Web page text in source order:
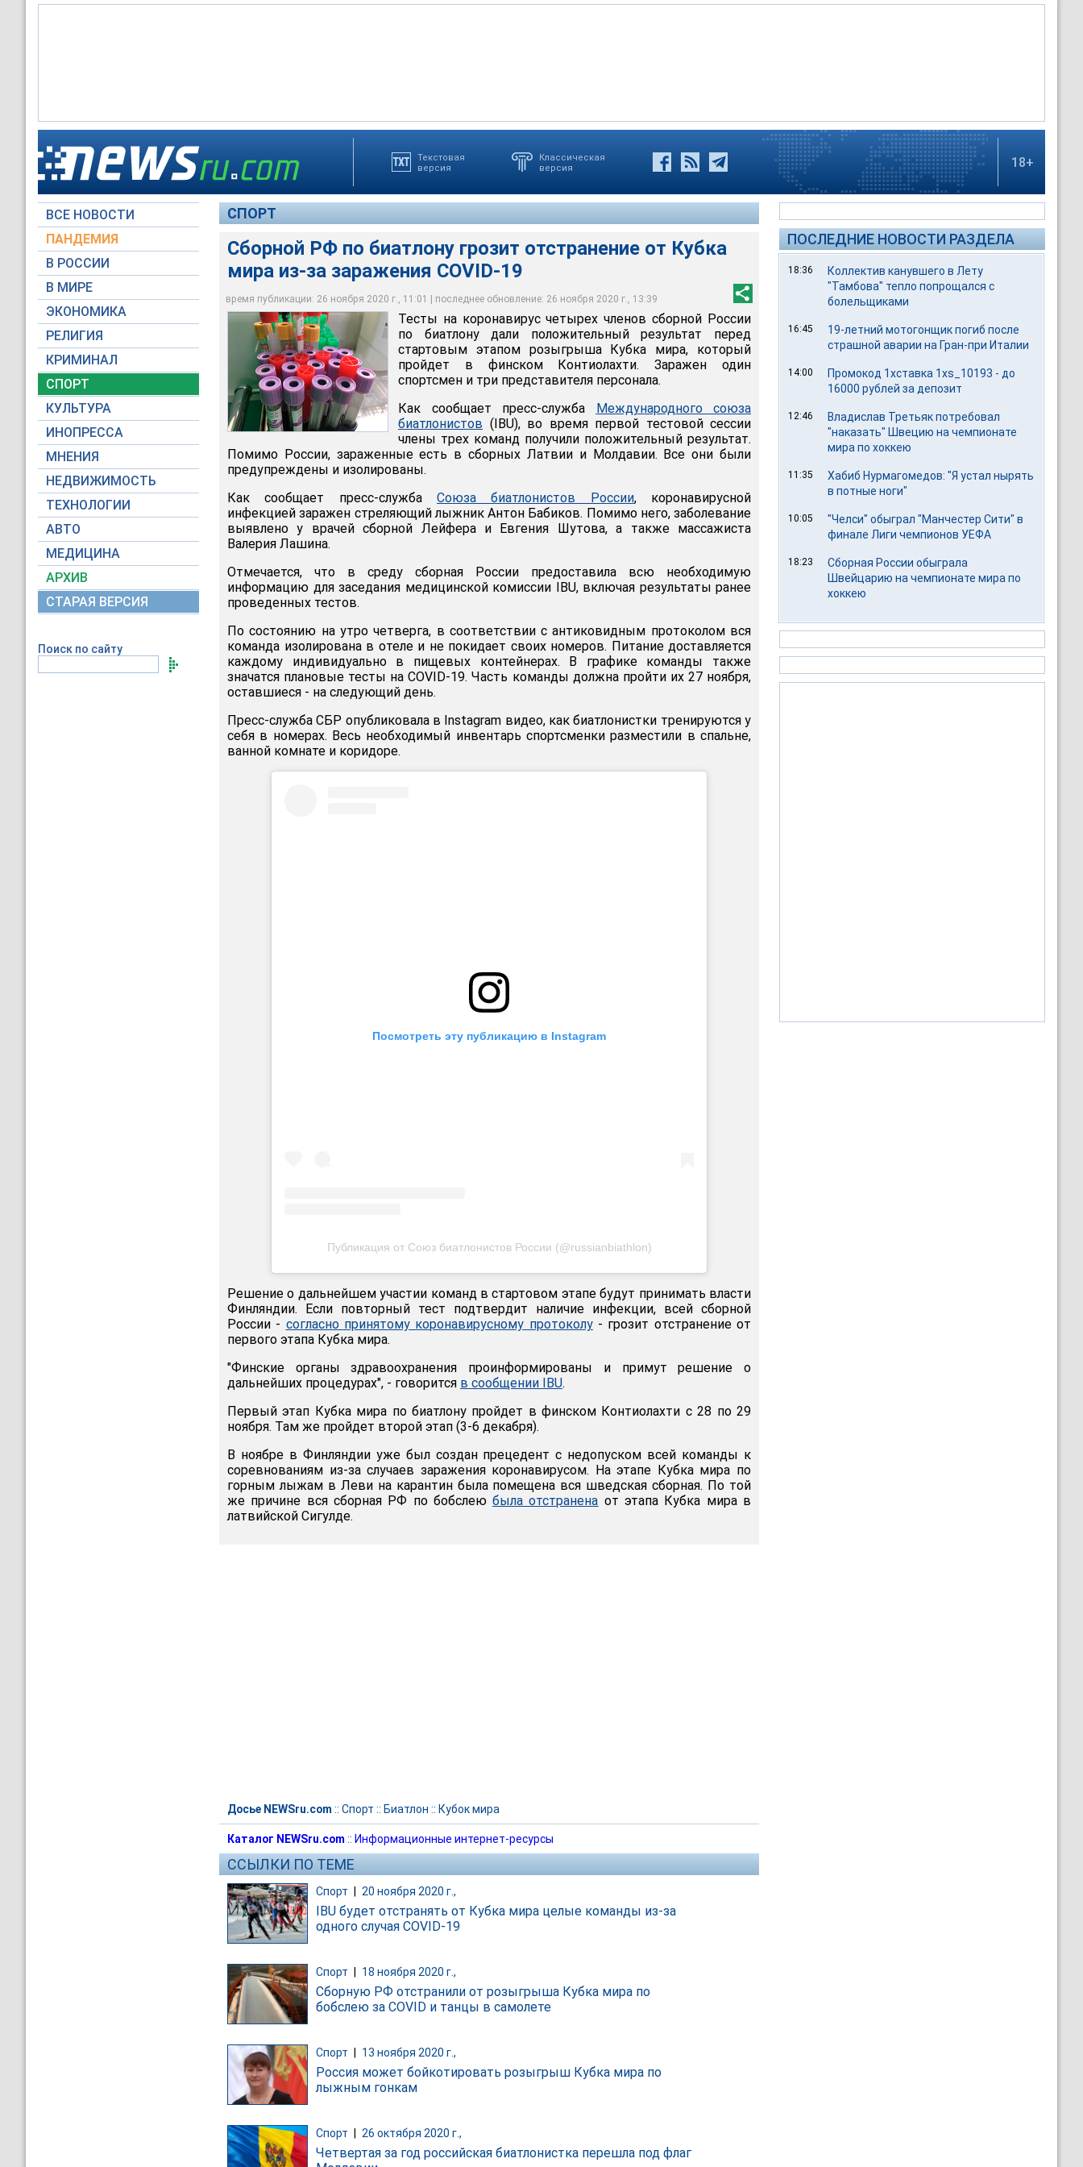
Текстовая
версия
Классическая
версия
18+
ВСЕ НОВОСТИ
ПАНДЕМИЯ
В РОССИИ
В МИРЕ
ЭКОНОМИКА
РЕЛИГИЯ
КРИМИНАЛ
СПОРТ
КУЛЬТУРА
ИНОПРЕССА
МНЕНИЯ
НЕДВИЖИМОСТЬ
ТЕХНОЛОГИИ
АВТО
МЕДИЦИНА
АРХИВ
СТАРАЯ ВЕРСИЯ
Поиск по сайту
СПОРТ
Сборной РФ по биатлону грозит отстранение от Кубка
мира из-за заражения COVID-19
время публикации: 26 ноября 2020 г., 11:01 | последнее обновление: 26 ноября 2020 г., 13:39
Тесты на коронавирус четырех членов сборной России по биатлону дали
положительный результат перед стартовым этапом розыгрыша Кубка мира, который
пройдет в финском Контиолахти
Moscow-Live.ru / Тихонов Михаил
Тесты на коронавирус четырех членов сборной России
по биатлону дали положительный результат перед
стартовым этапом розыгрыша Кубка мира, который
пройдет в финском Контиолахти. Заражен один
спортсмен и три представителя персонала.
Как сообщает пресс-служба Международного союза
биатлонистов (IBU), во время первой тестовой сессии
члены трех команд получили положительный результат.
Помимо России, зараженные есть в сборных Латвии и Молдавии. Все они были
предупреждены и изолированы.
Как сообщает пресс-служба Союза биатлонистов России, коронавирусной
инфекцией заражен стреляющий лыжник Антон Бабиков. Помимо него, заболевание
выявлено у врачей сборной Лейфера и Евгения Шутова, а также массажиста
Валерия Лашина.
Отмечается, что в среду сборная России предоставила всю необходимую
информацию для заседания медицинской комиссии IBU, включая результаты ранее
проведенных тестов.
По состоянию на утро четверга, в соответствии с антиковидным протоколом вся
команда изолирована в отеле и не покидает своих номеров. Питание доставляется
каждому индивидуально в пищевых контейнерах. В графике команды также
значатся плановые тесты на COVID-19. Часть команды должна пройти их 27 ноября,
оставшиеся - на следующий день.
Пресс-служба СБР опубликовала в Instagram видео, как биатлонистки тренируются у
себя в номерах. Весь необходимый инвентарь спортсменки разместили в спальне,
ванной комнате и коридоре.
Посмотреть эту публикацию в Instagram
Публикация от Союз биатлонистов России (@russianbiathlon)
Решение о дальнейшем участии команд в стартовом этапе будут принимать власти
Финляндии. Если повторный тест подтвердит наличие инфекции, всей сборной
России - согласно принятому коронавирусному протоколу- грозит отстранение от
первого этапа Кубка мира.
"Финские органы здравоохранения проинформированы и примут решение о
дальнейших процедурах", - говорится в сообщении IBU.
Первый этап Кубка мира по биатлону пройдет в финском Контиолахти с 28 по 29
ноября. Там же пройдет второй этап (3-6 декабря).
В ноябре в Финляндии уже был создан прецедент с недопуском всей команды к
соревнованиям из-за случаев заражения коронавирусом. На этапе Кубка мира по
горным лыжам в Леви на карантин была помещена вся шведская сборная. По той
же причине вся сборная РФ по бобслеюбыла отстранена от этапа Кубка мира в
латвийской Сигулде.
Досье NEWSru.com :: Спорт :: Биатлон :: Кубок мира
Каталог NEWSru.com :: Информационные интернет-ресурсы
ССЫЛКИ ПО ТЕМЕ
Спорт | 20 ноября 2020 г.,
IBU будет отстранять от Кубка мира целые команды из-за
одного случая COVID-19
Спорт 18 ноября 2020 г.,
Сборную РФ отстранили от розыгрыша Кубка мира по
бобслею за COVID и танцы в самолете
Спорт 13 ноября 2020 г.,
Россия может бойкотировать розыгрыш Кубка мира по
лыжным гонкам
Спорт 26 октября 2020 г.,
Четвертая за год российская биатлонистка перешла под флаг
ПОСЛЕДНИЕ НОВОСТИ РАЗДЕЛА
18:36
Коллектив канувшего в Лету
"Тамбова" тепло попрощался с
болельщиками
16:45
19-летний мотогонщик погиб после
страшной аварии на Гран-при Италии
14:00
Промокод 1хставка 1xs_10193 - до
16000 рублей за депозит
12:46
Владислав Третьяк потребовал
"наказать" Швецию на чемпионате
мира по хоккею
11:35
Хабиб Нурмагомедов: "Я устал нырять
в потные ноги"
10:05
"Челси" обыграл "Манчестер Сити" в
финале Лиги чемпионов УЕФА
18:23
Сборная России обыграла
Швейцарию на чемпионате мира по
хоккею